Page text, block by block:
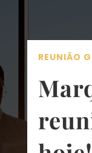
REUNIÃO